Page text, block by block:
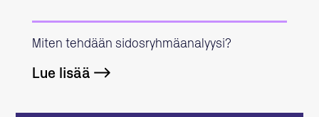
Miten tehdään sidosryhmäanalyysi?
Lue lisää